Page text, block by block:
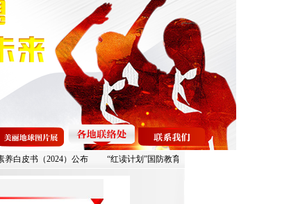
书（2024）公布 “红读计划”国防教育月活动——“阅读培育梦想 火炬启明未